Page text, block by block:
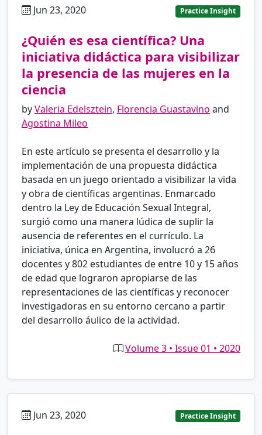
Jun 23, 2020 Practice Insight
¿Quién es esa científica? Una
iniciativa didáctica para visibilizar
la presencia de las mujeres en la
ciencia
byValeria Edelsztein, Florencia Guastavino and
Agostina Mileo
En este artículo se presenta el desarrollo y la
implementación de una propuesta didáctica
basada en un juego orientado a visibilizar la vida
y obra de científicas argentinas. Enmarcado
dentro la Ley de Educación Sexual Integral,
surgió como una manera lúdica de suplir la
ausencia de referentes en el currículo. La
iniciativa, única en Argentina, involucró a 26
docentes y 802 estudiantes de entre 10 y 15 años
de edad que lograron apropiarse de las
representaciones de las científicas y reconocer
investigadoras en su entorno cercano a partir
del desarrollo áulico de la actividad.
Volume 3 • Issue 01 • 2020
Jun 23, 2020 Practice Insight